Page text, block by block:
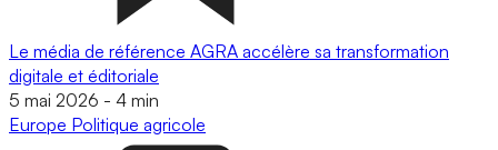
Le média de référence AGRA accélère sa transformation
digitale et éditoriale
5 mai 2026 - 4 min
Europe Politique agricole